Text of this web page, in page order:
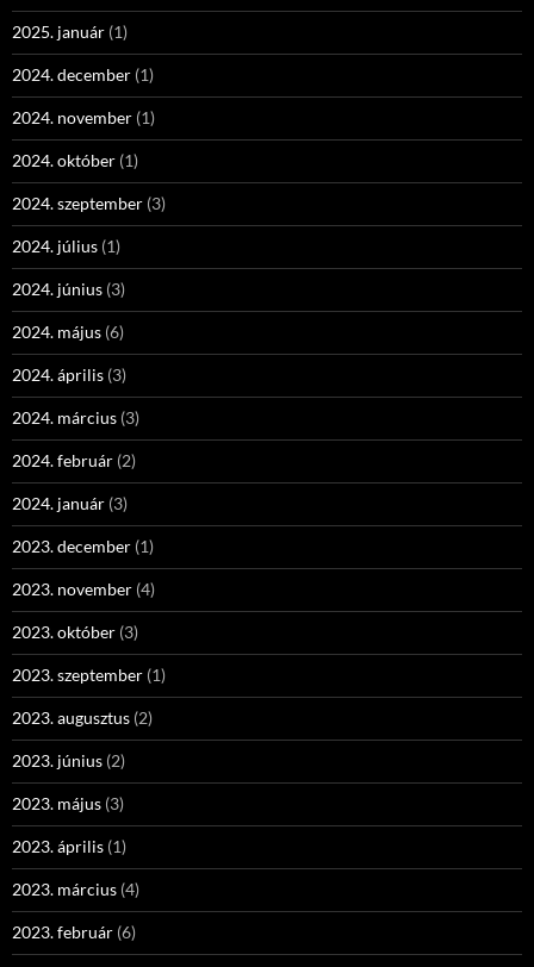
2025. január (1)
2024. december (1)
2024. november (1)
2024. október (1)
2024. szeptember (3)
2024. július (1)
2024. június (3)
2024. május (6)
2024. április (3)
2024. március (3)
2024. február (2)
2024. január (3)
2023. december (1)
2023. november (4)
2023. október (3)
2023. szeptember (1)
2023. augusztus (2)
2023. június (2)
2023. május (3)
2023. április (1)
2023. március (4)
2023. február (6)